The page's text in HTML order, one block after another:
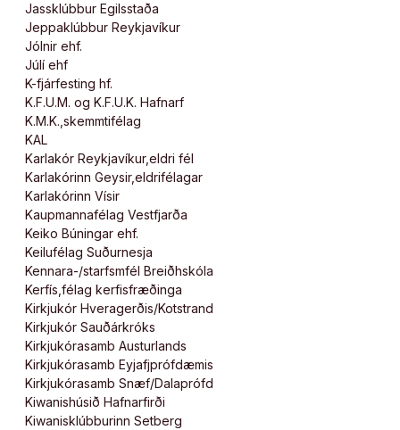
Jassklúbbur Egilsstaða
Jeppaklúbbur Reykjavíkur
Jólnir ehf.
Júlí ehf
K-fjárfesting hf.
K.F.U.M. og K.F.U.K. Hafnarf
K.M.K.,skemmtifélag
KAL
Karlakór Reykjavíkur,eldri fél
Karlakórinn Geysir,eldrifélagar
Karlakórinn Vísir
Kaupmannafélag Vestfjarða
Keiko Búningar ehf.
Keilufélag Suðurnesja
Kennara-/starfsmfél Breiðhskóla
Kerfís,félag kerfisfræðinga
Kirkjukór Hveragerðis/Kotstrand
Kirkjukór Sauðárkróks
Kirkjukórasamb Austurlands
Kirkjukórasamb Eyjafjprófdæmis
Kirkjukórasamb Snæf/Dalaprófd
Kiwanishúsið Hafnarfirði
Kiwanisklúbburinn Setberg